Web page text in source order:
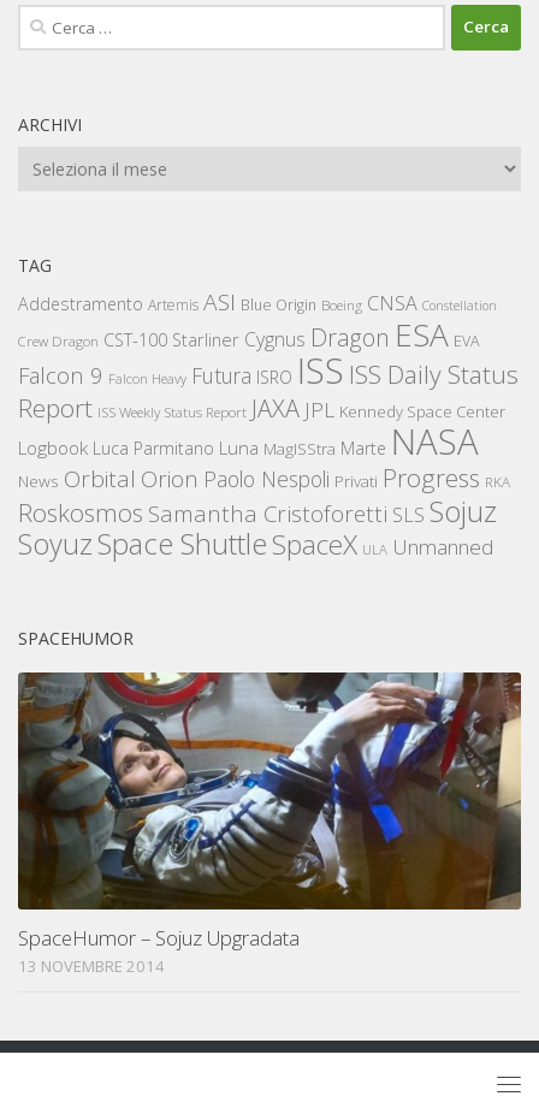
Ricerca
per:
ARCHIVI
Archivi
TAG
Addestramento Artemis ASI Blue Origin Boeing CNSA Constellation
Crew Dragon CST-100 Starliner Cygnus Dragon ESA EVA
Falcon 9 Falcon Heavy Futura ISRO ISS ISS Daily Status
Report ISS Weekly Status Report JAXA JPL Kennedy Space Center
Logbook Luca Parmitano Luna MagISStra Marte NASA
News Orbital Orion Paolo Nespoli Privati Progress RKA
Roskosmos Samantha Cristoforetti SLS Sojuz
SoyuzSpace ShuttleSpaceX ULA Unmanned
SPACEHUMOR
SpaceHumor – Sojuz Upgradata
13 NOVEMBRE 2014